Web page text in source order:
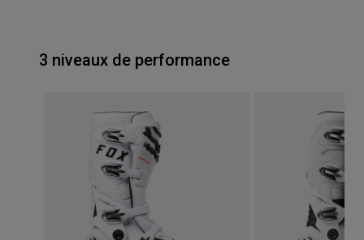
3 niveaux de performance